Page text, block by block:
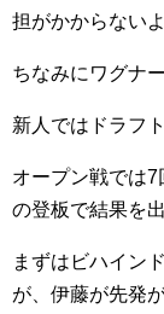
担がかからない
ちなみにワグナ
新人ではドラフ
オープン戦では
の登板で結果を
まずはビハイン
が、伊藤が先発